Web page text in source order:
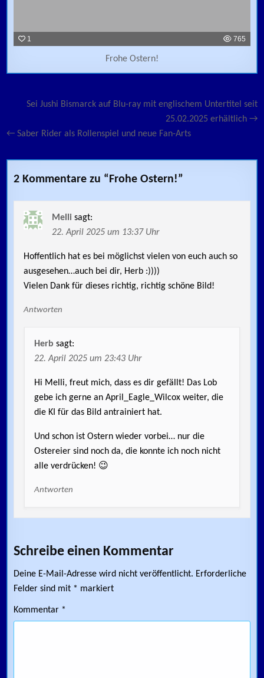
1 765
Frohe Ostern!
Beitragsnavigation
Sei Jushi Bismarck auf Blu-ray mit englischem Untertitel seit
25.02.2025 erhältlich →
← Saber Rider als Rollenspiel und neue Fan-Arts
2 Kommentare zu “Frohe Ostern!”
Melli sagt:
22. April 2025 um 13:37 Uhr
Hoffentlich hat es bei möglichst vielen von euch auch so
ausgesehen…auch bei dir, Herb :))))
Vielen Dank für dieses richtig, richtig schöne Bild!
Antworten
Herb sagt:
22. April 2025 um 23:43 Uhr
Hi Melli, freut mich, dass es dir gefällt! Das Lob
gebe ich gerne an April_Eagle_Wilcox weiter, die
die KI für das Bild antrainiert hat.
Und schon ist Ostern wieder vorbei… nur die
Ostereier sind noch da, die konnte ich noch nicht
alle verdrücken! 😉
Antworten
Schreibe einen Kommentar
Deine E-Mail-Adresse wird nicht veröffentlicht. Erforderliche
Felder sind mit * markiert
Kommentar *